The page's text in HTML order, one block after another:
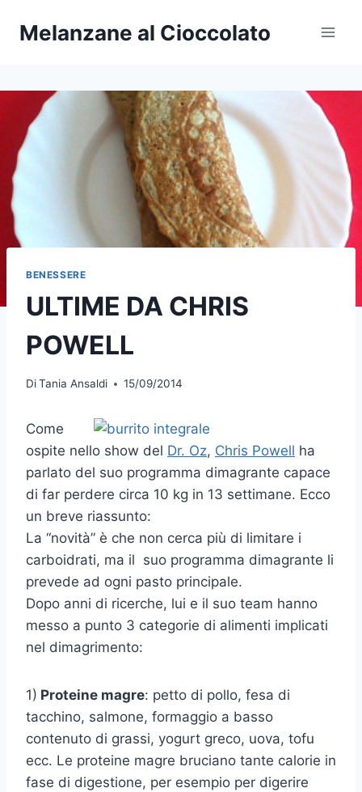
Melanzane al Cioccolato
BENESSERE
ULTIME DA CHRIS
POWELL
DiTania Ansaldi 15/09/2014
Come
ospite nello show del Dr. Oz, Chris Powell ha
parlato del suo programma dimagrante capace
di far perdere circa 10 kg in 13 settimane. Ecco
un breve riassunto:
La “novità” è che non cerca più di limitare i
carboidrati, ma il suo programma dimagrante li
prevede ad ogni pasto principale.
Dopo anni di ricerche, lui e il suo team hanno
messo a punto 3 categorie di alimenti implicati
nel dimagrimento:
1) Proteine magre: petto di pollo, fesa di
tacchino, salmone, formaggio a basso
contenuto di grassi, yogurt greco, uova, tofu
ecc. Le proteine magre bruciano tante calorie in
fase di digestione, per esempio per digerire